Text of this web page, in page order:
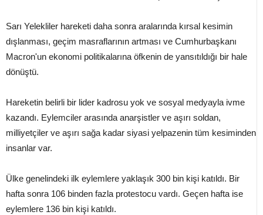
Sarı Yelekliler hareketi daha sonra aralarında kırsal kesimin
dışlanması, geçim masraflarının artması ve Cumhurbaşkanı
Macron'un ekonomi politikalarına öfkenin de yansıtıldığı bir hale
dönüştü.
Hareketin belirli bir lider kadrosu yok ve sosyal medyayla ivme
kazandı. Eylemciler arasında anarşistler ve aşırı soldan,
milliyetçiler ve aşırı sağa kadar siyasi yelpazenin tüm kesiminden
insanlar var.
Ülke genelindeki ilk eylemlere yaklaşık 300 bin kişi katıldı. Bir
hafta sonra 106 binden fazla protestocu vardı. Geçen hafta ise
eylemlere 136 bin kişi katıldı.